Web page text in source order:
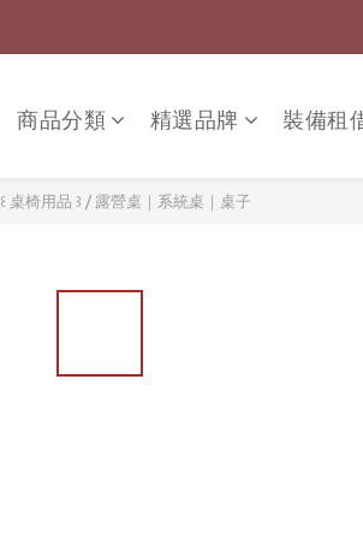
商品分類 精選品牌 裝備租
꒰ 桌椅用品 ꒱ / 露營桌｜系統桌｜桌子